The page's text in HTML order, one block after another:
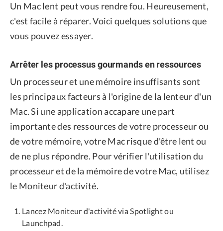
Un Mac lent peut vous rendre fou. Heureusement,
c'est facile à réparer. Voici quelques solutions que
vous pouvez essayer.
Arrêter les processus gourmands en ressources
Un processeur et une mémoire insuffisants sont
les principaux facteurs à l'origine de la lenteur d'un
Mac. Si une application accapare une part
importante des ressources de votre processeur ou
de votre mémoire, votre Mac risque d'être lent ou
de ne plus répondre. Pour vérifier l'utilisation du
processeur et de la mémoire de votre Mac, utilisez
le Moniteur d'activité.
Lancez Moniteur d'activité via Spotlight ou
Launchpad.